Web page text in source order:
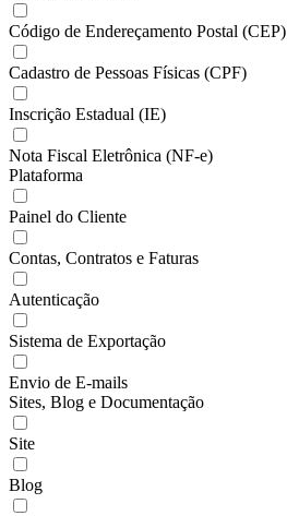
Código de Endereçamento Postal (CEP)
Cadastro de Pessoas Físicas (CPF)
Inscrição Estadual (IE)
Nota Fiscal Eletrônica (NF-e)
Plataforma
Painel do Cliente
Contas, Contratos e Faturas
Autenticação
Sistema de Exportação
Envio de E-mails
Sites, Blog e Documentação
Site
Blog